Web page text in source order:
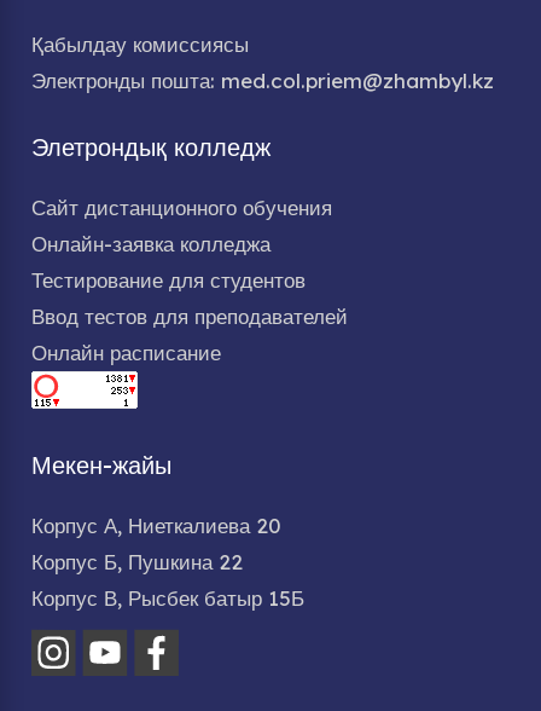
Қабылдау комиссиясы
Электронды пошта: med.col.priem@zhambyl.kz
Элетрондық колледж
Сайт дистанционного обучения
Онлайн-заявка колледжа
Тестирование для студентов
Ввод тестов для преподавателей
Онлайн расписание
Мекен-жайы
Корпус А, Ниеткалиева 20
Корпус Б, Пушкина 22
Корпус В, Рысбек батыр 15Б